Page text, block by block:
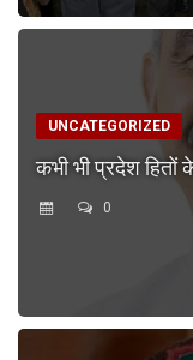
UNCATEGORIZED
कभी भी प्रदेश
0